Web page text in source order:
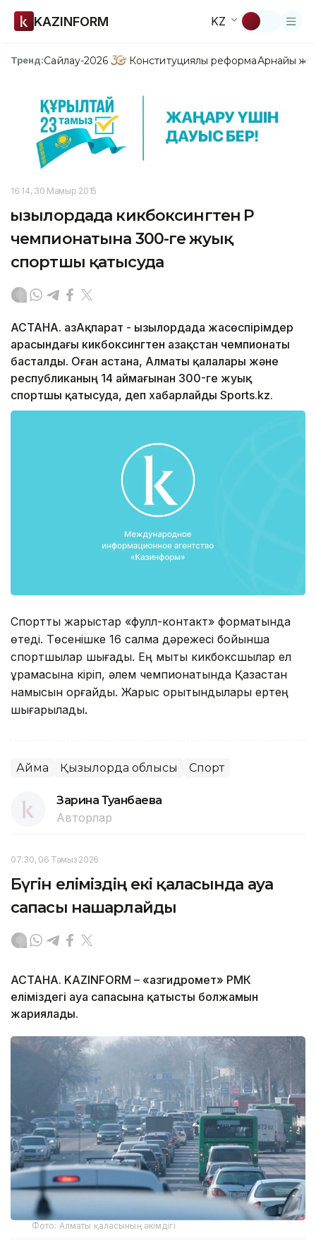
KAZINFORM KZ
Тренд:Сайлау-2026 Конституциялық реформаАрнайы
16:14, 30 Мамыр 2015
Қызылордада кикбоксингтен ҚР
чемпионатына 300-ге жуық
спортшы қатысуда
АСТАНА. ҚазАқпарат - Қызылордада жасөспірімдер
арасындағы кикбоксингтен Қазақстан чемпионаты
басталды. Оған астана, Алматы қалалары және
республиканың 14 аймағынан 300-ге жуық
спортшы қатысуда, деп хабарлайды Sports.kz.
Спорттық жарыстар «фулл-контакт» форматында
өтеді. Төсенішке 16 салмақ дәрежесі бойынша
спортшылар шығады. Ең мықты кикбоксшылар ел
құрамасына кіріп, әлем чемпионатында Қазақстан
намысын қорғайды. Жарыс қорытындылары ертең
шығарылады.
Аймақ Қызылорда облысы Спорт
Зарина Туғанбаева
Авторлар
07:30, 06 Тамыз 2026
Бүгін еліміздің екі қаласында ауа
сапасы нашарлайды
АСТАНА. KAZINFORM – «Қазгидромет» РМК
еліміздегі ауа сапасына қатысты болжамын
жариялады.
Фото: Алматы қаласының әкімдігі